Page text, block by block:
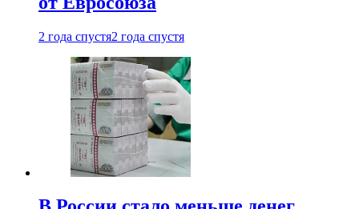
2 года спустя2 года спустя